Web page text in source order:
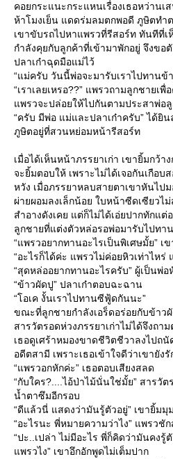
คอยกระแนะกระแหนเรื่องเธอหว่านเ
ห้าโมงเย็น แดดร่มลมตกพอดี ภูษิตท
เขาขับรถไปหาแพรวที่รีสอร์ท ทันทีที่
กำลังคุยกับลูกค้าที่เข้ามาพักอยู่ จึงขอ
ปลาเก๋าฉุดมือแม่ไว้
“แม่ครับ วันนี้พ่อจะมารับเราไปทานข้
“เราเลยเหรอ??” แพรวถามลูกชายเ
พรวจะปล่อยให้ไปกันตามประสาพ่อ
“ครับ มีพ่อ แม่และปลาเก๋าครับ” ได้ยิ
ภูษิตอยู่ที่สวนหย่อมหน้ารีสอร์ท
เมื่อได้เห็นหน้าภรรยาเก่า เขายิ้มกว้า
จะยิ้มตอบให้ เพราะไม่ได้เจอกันเกือ
หวัง เมื่อภรรยาหลบสายตาเขาหันไป
ผ่ายผอมลงเล็กน้อย ใบหน้าซีดเซียวไ
สำอางดังเคย แต่ก็ไม่ได้เอ่ยปากทักแต่
ลูกชายที่แต่งตัวหล่อรอพ่อมารับไปทา
“แพรวอยากทานอะไรเป็นพิเศษมั้ย” เ
“อะไรก็ได้ค่ะ แพรวไม่ค่อยหิวเท่าไหร่
“สุดหล่ออยากทานอะไรครับ” ผู้เป็นพ่
“ข้าวผัดปู” ปลาเก๋าตอบฉะฉาน
“โอเค งั้นเราไปทานซีฟู้ดกันนะ”
ขณะที่ลูกชายกำลังเอร็ดอร่อยกับข้าว
สารวัตรอดห่วงภรรยาเก่าไม่ได้จึงถา
เธอดูเศร้าหมองขาดชีวิตชีวาลงไปถนั
อดีตสามี เพราะเธอเข้าใจดีว่าเขายัง
“แพรวอกหักค่ะ” เธอตอบเสียงสลด
“กับใคร?....ไอ้ป่าไม้นั่นใช่มั้ย” สารวั
น้ำตาซึมอีกรอบ
“ดีแล้วนี่ แสดงว่ามันรู้ตัวอยู่” เขายิ้มมุ
“อะไรนะ พี่หมายความว่าไง” แพรวชั
“ปะ..เปล่า ไม่มีอะไร พี่ก็คิดว่ามันคงรู้
พรวไง” เขาอึกอักพูดไม่เต็มปาก